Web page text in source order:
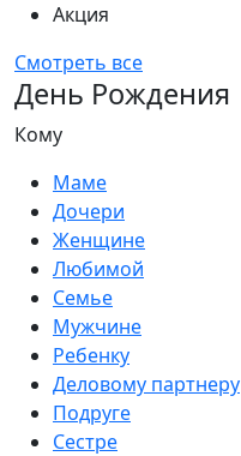
Акция
Смотреть все
День Рождения
Кому
Маме
Дочери
Женщине
Любимой
Семье
Мужчине
Ребенку
Деловому партнеру
Подруге
Сестре